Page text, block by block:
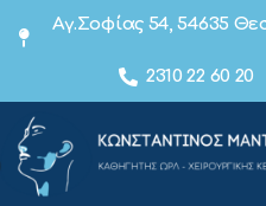
Αγ.Σοφίας 54, 54635
2310 22 60 20